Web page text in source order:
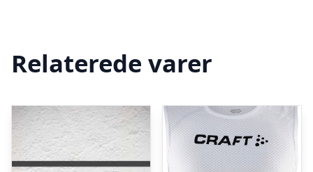
Relaterede varer